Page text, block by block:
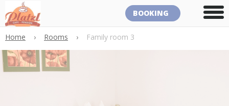
BOOKING
Home › Rooms › Family room 3